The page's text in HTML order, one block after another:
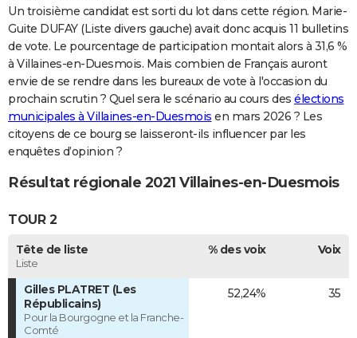
Un troisième candidat est sorti du lot dans cette région. Marie-
Guite DUFAY (Liste divers gauche) avait donc acquis 11 bulletins
de vote. Le pourcentage de participation montait alors à 31,6 %
à Villaines-en-Duesmois. Mais combien de Français auront
envie de se rendre dans les bureaux de vote à l'occasion du
prochain scrutin ? Quel sera le scénario au cours des élections
municipales à Villaines-en-Duesmois en mars 2026 ? Les
citoyens de ce bourg se laisseront-ils influencer par les
enquêtes d’opinion ?
Résultat régionale 2021 Villaines-en-Duesmois
TOUR 2
Tête de liste
Liste
% des voix Voix
Gilles PLATRET (Les
Républicains)
Pour la Bourgogne et la Franche-
Comté
52,24% 35